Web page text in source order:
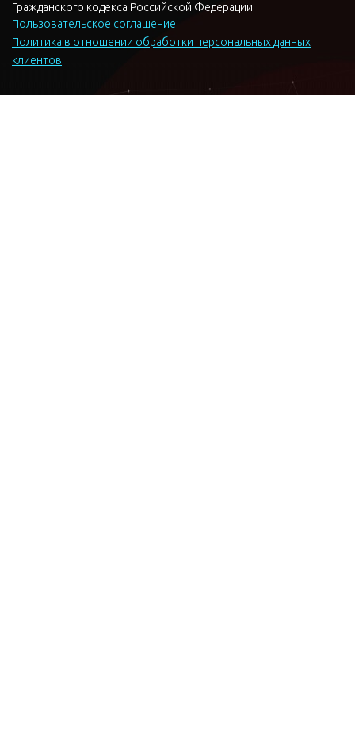
Гражданского кодекса Российской Федерации.
Пользовательское соглашение
Политика в отношении обработки персональных данных
клиентов